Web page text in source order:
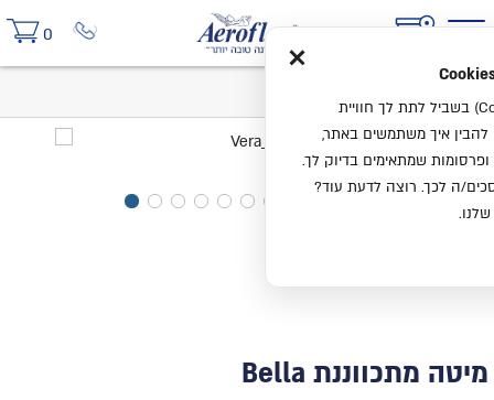
0
מיטה מתכווננת Bella
×
אנחנו משתמשים בעוגיות (Cookies) בשביל לתת לך חוויית
להבין איך משתמשים באתר,
שמתאימים בדיוק לך.
ה לכך. רוצה לדעת עוד?